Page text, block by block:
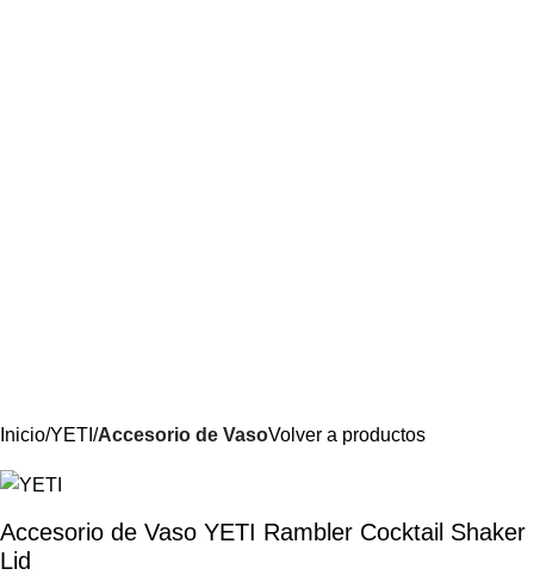
Inicio YETI Accesorio de VasoVolver a productos
Accesorio de Vaso YETI Rambler Cocktail Shaker
Lid